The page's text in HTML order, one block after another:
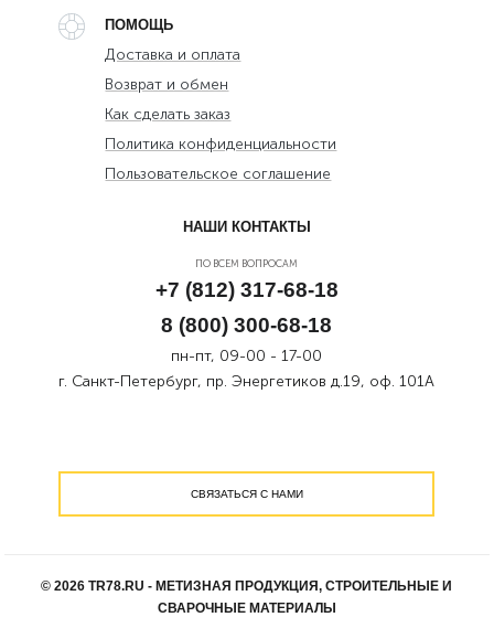
ПОМОЩЬ
Доставка и оплата
Возврат и обмен
Как сделать заказ
Политика конфиденциальности
Пользовательское соглашение
НАШИ КОНТАКТЫ
ПО ВСЕМ ВОПРОСАМ
+7 (812) 317-68-18
8 (800) 300-68-18
пн-пт, 09-00 - 17-00
г. Санкт-Петербург, пр. Энергетиков д.19, оф. 101А
СВЯЗАТЬСЯ С НАМИ
© 2026 TR78.RU - МЕТИЗНАЯ ПРОДУКЦИЯ, СТРОИТЕЛЬНЫЕ И
СВАРОЧНЫЕ МАТЕРИАЛЫ